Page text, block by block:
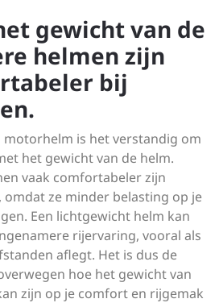
gewicht van de
helmen zijn
bij
motorhelm is het verstandig om
het gewicht van de helm.
vaak comfortabeler zijn
ze minder belasting op je
Een lichtgewicht helm kan
rijervaring, vooral als
aflegt. Het is dus de
hoe het gewicht van
zijn op je comfort en rijgemak